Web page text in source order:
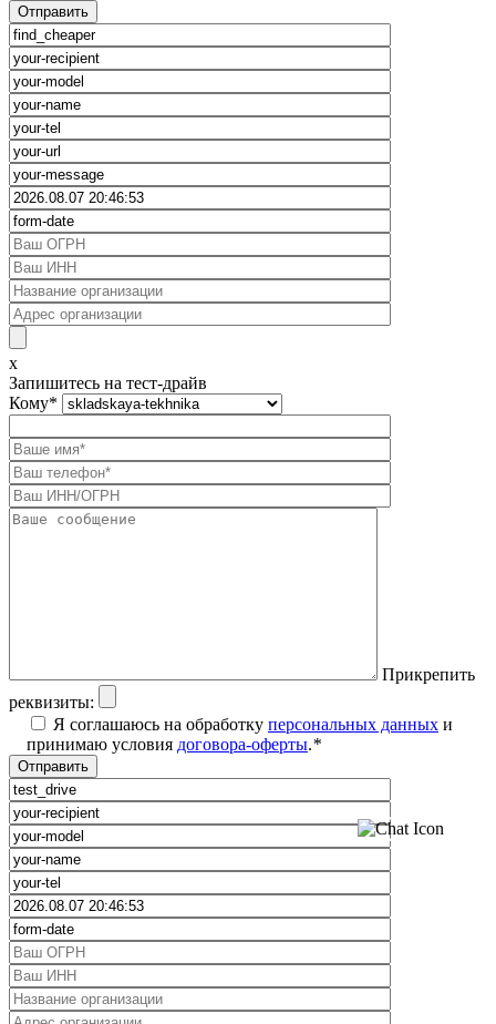
x
Запишитесь на тест-драйв
Кому*
Прикрепить
реквизиты:
Я соглашаюсь на обработку персональных данных и
принимаю условия договора-оферты.*